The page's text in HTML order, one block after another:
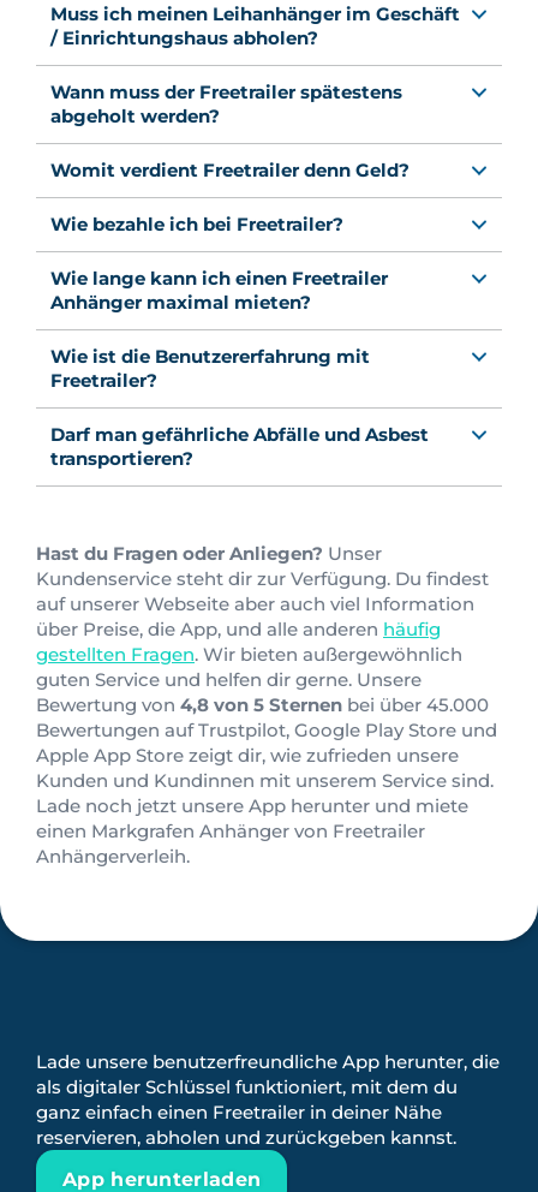
Muss ich meinen Leihanhänger im Geschäft
/ Einrichtungshaus abholen?
Wann muss der Freetrailer spätestens
abgeholt werden?
Womit verdient Freetrailer denn Geld?
Wie bezahle ich bei Freetrailer?
Wie lange kann ich einen Freetrailer
Anhänger maximal mieten?
Wie ist die Benutzererfahrung mit
Freetrailer?
Darf man gefährliche Abfälle und Asbest
transportieren?
Hast du Fragen oder Anliegen? Unser
Kundenservice steht dir zur Verfügung. Du findest
auf unserer Webseite aber auch viel Information
über Preise, die App, und alle anderen häufig
gestellten Fragen. Wir bieten außergewöhnlich
guten Service und helfen dir gerne. Unsere
Bewertung von 4,8 von 5 Sternen bei über 45.000
Bewertungen auf Trustpilot, Google Play Store und
Apple App Store zeigt dir, wie zufrieden unsere
Kunden und Kundinnen mit unserem Service sind.
Lade noch jetzt unsere App herunter und miete
einen Markgrafen Anhänger von Freetrailer
Anhängerverleih.
Lade unsere benutzerfreundliche App herunter, die
als digitaler Schlüssel funktioniert, mit dem du
ganz einfach einen Freetrailer in deiner Nähe
reservieren, abholen und zurückgeben kannst.
App herunterladen